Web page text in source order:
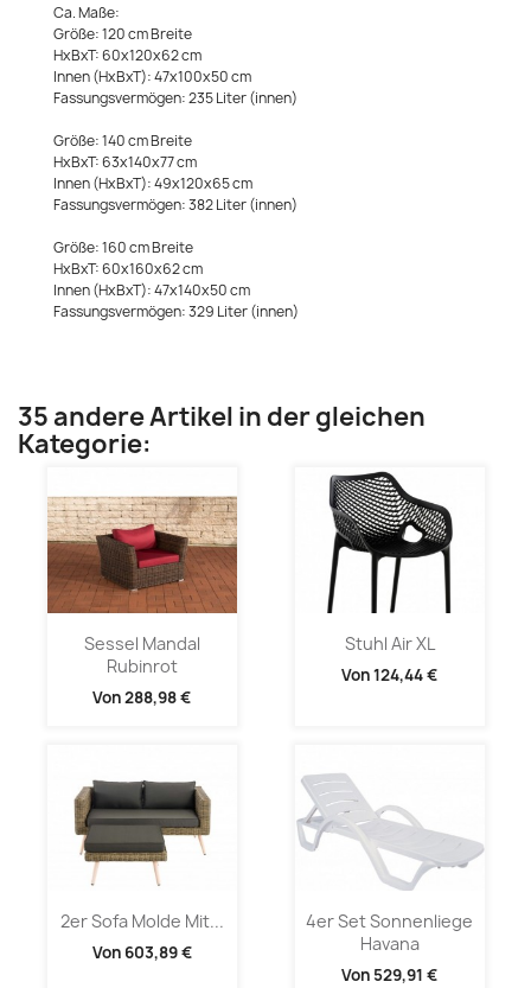
Ca. Maße:
Größe: 120 cm Breite
HxBxT: 60x120x62 cm
Innen (HxBxT): 47x100x50 cm
Fassungsvermögen: 235 Liter (innen)
Größe: 140 cm Breite
HxBxT: 63x140x77 cm
Innen (HxBxT): 49x120x65 cm
Fassungsvermögen: 382 Liter (innen)
Größe: 160 cm Breite
HxBxT: 60x160x62 cm
Innen (HxBxT): 47x140x50 cm
Fassungsvermögen: 329 Liter (innen)
35 andere Artikel in der gleichen
Kategorie:
Sessel Mandal
Rubinrot
Von288,98 €
Stuhl Air XL
Von124,44 €
2er Sofa Molde Mit...
Von 603,89 €
4er Set Sonnenliege
Havana
Von 529,91 €